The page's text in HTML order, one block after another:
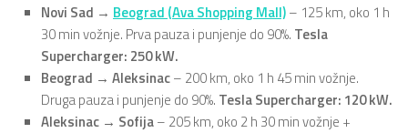
Novi Sad → Beograd (Ava Shopping Mall)– 125 km, oko 1 h
30 min vožnje. Prva pauza i punjenje do 90%. Tesla
Supercharger: 250 kW.
Beograd → Aleksinac– 200 km, oko 1 h 45 min vožnje.
Druga pauza i punjenje do 90%. Tesla Supercharger: 120 kW.
Aleksinac → Sofija– 205 km, oko 2 h 30 min vožnje +